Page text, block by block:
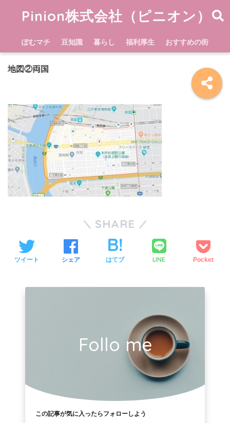
Pinion株式会社（ピニオン）
ぽむマチ 豆知識 暮らし 福利厚生 おすすめの街
地図②両国
SHARE
ツイート シェア はてブ LINE Pocket
Follo me
この記事が気に入ったらフォローしよう